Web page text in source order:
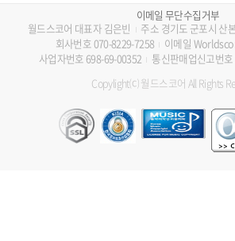
이메일 무단수집거부
월드스코어 대표자 김은빈
주소 경기도 군포시 산
회사번호 070-8229-7258
이메일
사업자번호 698-69-00352
통신판매업신고번
Copylight⒞ 월드스코어 All Rights